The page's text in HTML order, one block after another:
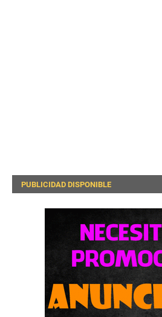
PUBLICIDAD DISPONIBLE